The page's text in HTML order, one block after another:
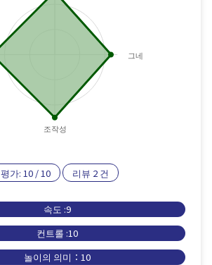
그네
조작성
평가: 10 /10 리뷰 2 건
속도 :9
컨트롤 :10
놀이의 의미：10